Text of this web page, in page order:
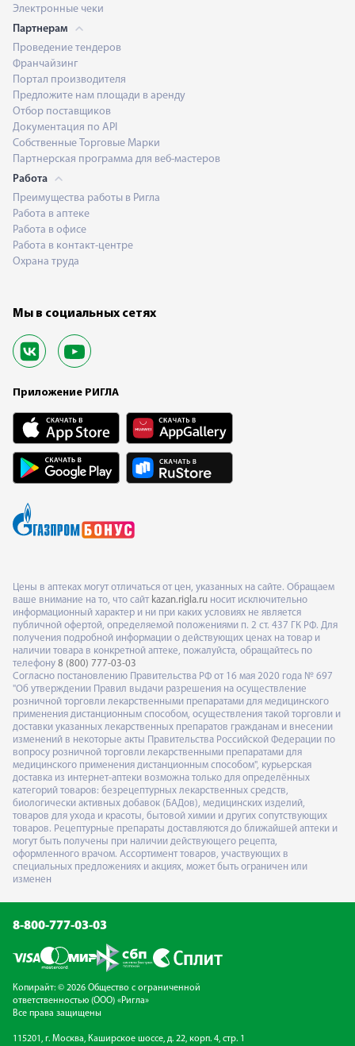
Электронные чеки
Партнерам
Проведение тендеров
Франчайзинг
Портал производителя
Предложите нам площади в аренду
Отбор поставщиков
Документация по API
Собственные Торговые Марки
Партнерская программа для веб-мастеров
Работа
Преимущества работы в Ригла
Работа в аптеке
Работа в офисе
Работа в контакт-центре
Охрана труда
Мы в социальных сетях
Приложение РИГЛА
Цены в аптеках могут отличаться от цен, указанных на сайте. Обращаем
ваше внимание на то, что сайт kazan.rigla.ru носит исключительно
информационный характер и ни при каких условиях не является
публичной офертой, определяемой положениями п. 2 ст. 437 ГК РФ. Для
получения подробной информации о действующих ценах на товар и
наличии товара в конкретной аптеке, пожалуйста, обращайтесь по
телефону 8 (800) 777-03-03
Согласно постановлению Правительства РФ от 16 мая 2020 года № 697
"Об утверждении Правил выдачи разрешения на осуществление
розничной торговли лекарственными препаратами для медицинского
применения дистанционным способом, осуществления такой торговли и
доставки указанных лекарственных препаратов гражданам и внесении
изменений в некоторые акты Правительства Российской Федерации по
вопросу розничной торговли лекарственными препаратами для
медицинского применения дистанционным способом", курьерская
доставка из интернет-аптеки возможна только для определённых
категорий товаров: безрецептурных лекарственных средств,
биологически активных добавок (БАДов), медицинских изделий,
товаров для ухода и красоты, бытовой химии и других сопутствующих
товаров. Рецептурные препараты доставляются до ближайшей аптеки и
могут быть получены при наличии действующего рецепта,
оформленного врачом. Ассортимент товаров, участвующих в
специальных предложениях и акциях, может быть ограничен или
изменен
8-800-777-03-03
Копирайт: © 2026 Общество с ограниченной
ответственностью (ООО) «Ригла»
Все права защищены
115201, г. Москва, Каширское шоссе, д. 22, корп. 4, стр. 1